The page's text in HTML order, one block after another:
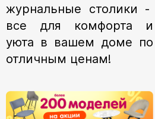
журнальные столики -
все для комфорта и
уюта в вашем доме по
отличным ценам!